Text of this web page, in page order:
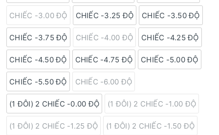
CHIẾC -3.00 ĐỘ CHIẾC -3.25 ĐỘ CHIẾC -3.50 ĐỘ
CHIẾC -3.75 ĐỘ CHIẾC -4.00 ĐỘ CHIẾC -4.25 ĐỘ
CHIẾC -4.50 ĐỘ CHIẾC -4.75 ĐỘ CHIẾC -5.00 ĐỘ
CHIẾC -5.50 ĐỘ CHIẾC -6.00 ĐỘ
(1 ĐÔI) 2 CHIẾC -0.00 ĐỘ (1 ĐÔI) 2 CHIẾC -1.00 ĐỘ
(1 ĐÔI) 2 CHIẾC -1.25 ĐỘ (1 ĐÔI) 2 CHIẾC -1.50 ĐỘ